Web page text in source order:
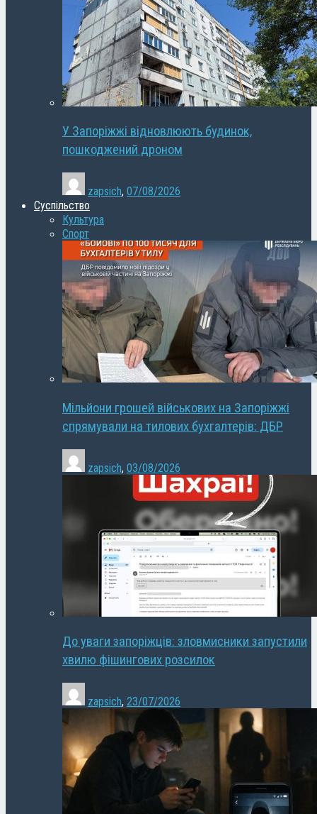
У Запоріжжі відновлюють будинок,
пошкоджений дроном
zapsich, 07/08/2026
Суспільство
Культура
Спорт
Мільйони грошей військових на Запоріжжі
спрямували на тилових бухгалтерів: ДБР
zapsich, 03/08/2026
До уваги запоріжців: зловмисники запустили
хвилю фішингових розсилок
zapsich, 23/07/2026